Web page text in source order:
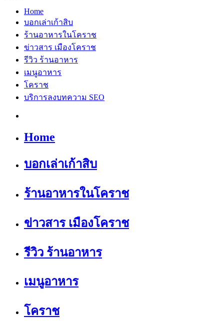
Home
บอกเล่าเก้าสิบ
ร้านอาหารในโคราช
ข่าวสาร เมืองโคราช
รีวิว ร้านอาหาร
เมนูอาหาร
โคราช
บริการลงบทความ SEO
Home
บอกเล่าเก้าสิบ
ร้านอาหารในโคราช
ข่าวสาร เมืองโคราช
รีวิว ร้านอาหาร
เมนูอาหาร
โคราช